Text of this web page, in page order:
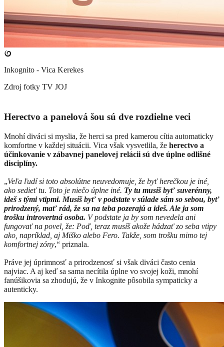
Inkognito - Vica Kerekes
Zdroj fotky TV JOJ
Herectvo a panelová šou sú dve rozdielne veci
Mnohí diváci si myslia, že herci sa pred kamerou cítia automaticky
komfortne v každej situácii. Vica však vysvetlila, že herectvo a
účinkovanie v zábavnej panelovej relácii sú dve úplne odlišné
disciplíny.
„Veľa ľudí si toto absolútne neuvedomuje, že byť herečkou je iné,
ako sedieť tu. Toto je niečo úplne iné. Ty tu musíš byť suverénny,
ideš s tými vtipmi. Musíš byť v podstate v súlade sám so sebou, byť
prirodzený, mať rád, že sa na teba pozerajú a ideš. Ale ja som
trošku introvertná osoba. V podstate ja by som nevedela ani
fungovať na povel, že: Poď, teraz musíš akože hádzať zo seba vtipy
ako, napríklad, aj Miško alebo Fero. Takže, som trošku mimo tej
komfortnej zóny,“ priznala.
Práve jej úprimnosť a prirodzenosť si však diváci často cenia
najviac. A aj keď sa sama necítila úplne vo svojej koži, mnohí
fanúšikovia sa zhodujú, že v Inkognite pôsobila sympaticky a
autenticky.